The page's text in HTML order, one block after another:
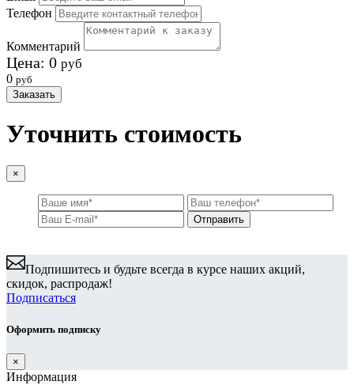
Телефон
Комментарий
Цена: 0 руб
0 руб
Заказать
Уточнить стоимость
×
Подпишитесь и будьте всегда в курсе наших акций,
скидок, распродаж!
Подписаться
Оформить подписку
×
Информация